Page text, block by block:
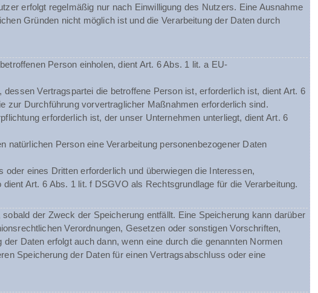
erfolgt regelmäßig nur nach Einwilligung des Nutzers. Eine Ausnahme
Gründen nicht möglich ist und die Verarbeitung der Daten durch
Person einholen, dient Art. 6 Abs. 1 lit. a EU-
Vertragspartei die betroffene Person ist, erforderlich ist, dient Art. 6
zur Durchführung vorvertraglicher Maßnahmen erforderlich sind.
erforderlich ist, der unser Unternehmen unterliegt, dient Art. 6
natürlichen Person eine Verarbeitung personenbezogener Daten
eines Dritten erforderlich und überwiegen die Interessen,
Art. 6 Abs. 1 lit. f DSGVO als Rechtsgrundlage für die Verarbeitung.
der Zweck der Speicherung entfällt. Eine Speicherung kann darüber
Verordnungen, Gesetzen oder sonstigen Vorschriften,
Daten erfolgt auch dann, wenn eine durch die genannten Normen
Speicherung der Daten für einen Vertragsabschluss oder eine